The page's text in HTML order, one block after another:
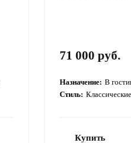
71 000 руб.
Назначение: В
Стиль: Классические
Купить